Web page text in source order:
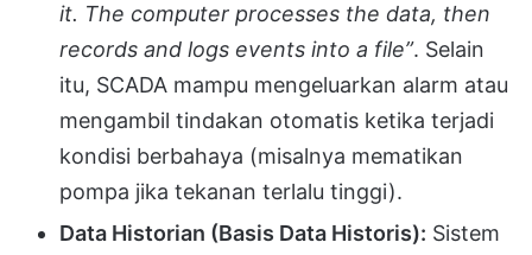
it. The computer processes the data, then
records and logs events into a file”. Selain
itu, SCADA mampu mengeluarkan alarm atau
mengambil tindakan otomatis ketika terjadi
kondisi berbahaya (misalnya mematikan
pompa jika tekanan terlalu tinggi).
Data Historian (Basis Data Historis): Sistem